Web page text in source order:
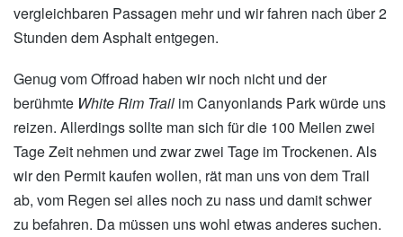
vergleichbaren Passagen mehr und wir fahren nach über 2
Stunden dem Asphalt entgegen.
Genug vom Offroad haben wir noch nicht und der
berühmte White Rim Trail im Canyonlands Park würde uns
reizen. Allerdings sollte man sich für die 100 Meilen zwei
Tage Zeit nehmen und zwar zwei Tage im Trockenen. Als
wir den Permit kaufen wollen, rät man uns von dem Trail
ab, vom Regen sei alles noch zu nass und damit schwer
zu befahren. Da müssen uns wohl etwas anderes suchen.